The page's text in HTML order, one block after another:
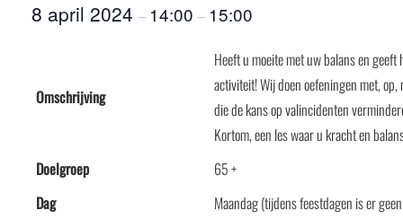
8 april 2024 – 14:00 – 15:00
Omschrijving
Heeft u moeite met uw balans en
activiteit! Wij doen oefeningen met,
die de kans op valincidenten
Kortom, een les waar u kracht en
Doelgroep
65 +
Dag
Maandag (tijdens feestdagen is er